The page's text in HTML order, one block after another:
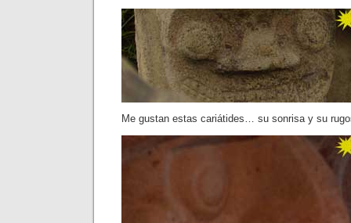
Me gustan estas cariátides… su sonrisa y su